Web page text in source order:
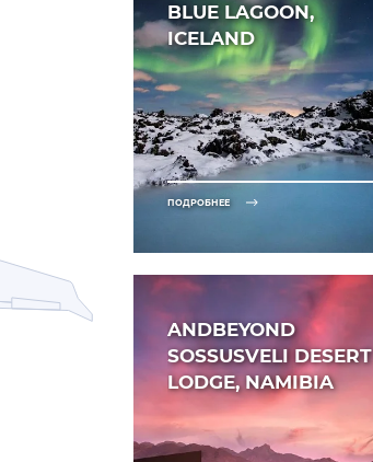
BLUE LAGOON,
ICELAND
ПОДРОБНЕЕ
ANDBEYOND
SOSSUSVELI DESERT
LODGE, NAMIBIA